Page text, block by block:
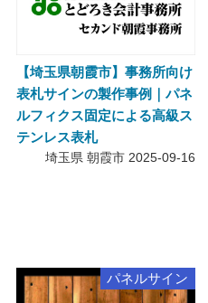
【埼玉県朝霞市】事務所向け
表札サインの製作事例｜パネ
ルフィクス固定による高級ス
テンレス表札
埼玉県 朝霞市 2025-09-16
パネルサイン